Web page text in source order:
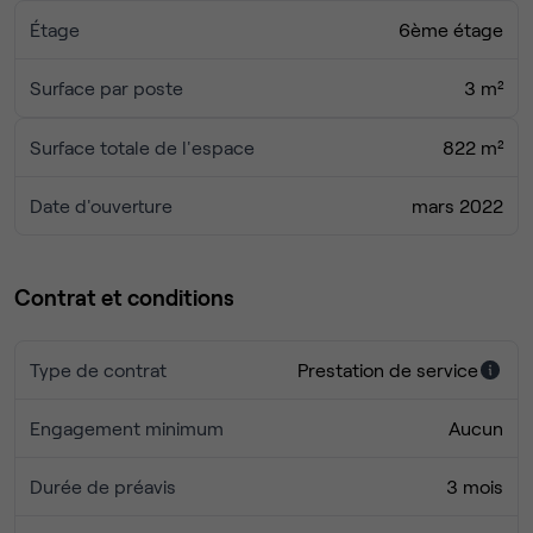
Étage 6ème étage
Surface par poste 3 m²
Surface totale de l'espace 822 m²
Date d'ouverture mars 2022
Contrat et conditions
Type de contrat Prestation de service
Engagement minimum Aucun
Durée de préavis 3 mois